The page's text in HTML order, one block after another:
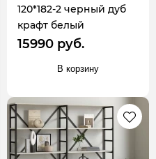
120*182-2 черный дуб
крафт белый
15990 руб.
В корзину